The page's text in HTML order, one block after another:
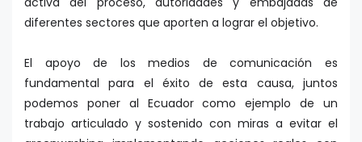
diferentes sectores que aporten a lograr el objetivo.
El apoyo de los medios de comunicación es
fundamental para el éxito de esta causa, juntos
podemos poner al Ecuador como ejemplo de un
trabajo articulado y sostenido con miras a evitar el